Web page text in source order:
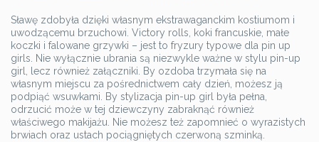
Sławę zdobyła dzięki własnym ekstrawaganckim kostiumom i
uwodzącemu brzuchowi. Victory rolls, koki francuskie, małe
koczki i falowane grzywki – jest to fryzury typowe dla pin up
girls. Nie wyłącznie ubrania są niezwykle ważne w stylu pin-up
girl, lecz również załączniki. By ozdoba trzymała się na
własnym miejscu za pośrednictwem cały dzień, możesz ją
podpiąć wsuwkami. By stylizacja pin-up girl była pełna,
odrzucić może w tej dziewczyny zabraknąć również
właściwego makijażu. Nie możesz też zapomnieć o wyrazistych
brwiach oraz ustach pociągniętych czerwoną szminką.